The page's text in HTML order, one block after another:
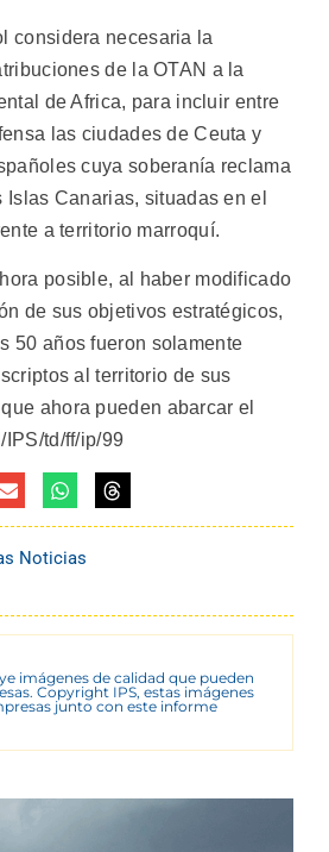
considera necesaria la
de la OTAN a la
de Africa, para incluir entre
las ciudades de Ceuta y
cuya soberanía reclama
Islas Canarias, situadas en el
a territorio marroquí.
posible, al haber modificado
de sus objetivos estratégicos,
50 años fueron solamente
al territorio de sus
ahora pueden abarcar el
IPS/td/ff/ip/99
Noticias
imágenes de calidad que pueden
Copyright IPS, estas imágenes
junto con este informe